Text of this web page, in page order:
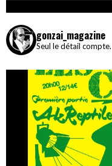
gonzai_magazine
Seul le détail compte.